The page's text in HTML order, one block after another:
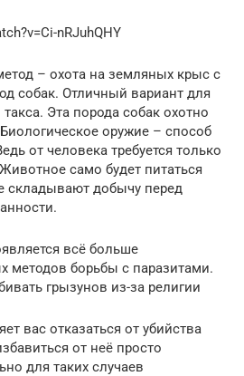
nRJuhQHY
– охота на земляных крыс с
собак. Отличный вариант для
Эта порода собак охотно
оружие – способ
от человека требуется только
само будет питаться
складывают добычу перед
всё больше
методов борьбы с паразитами.
грызунов из-за религии
вас отказаться от убийства
от неё просто
для таких случаев